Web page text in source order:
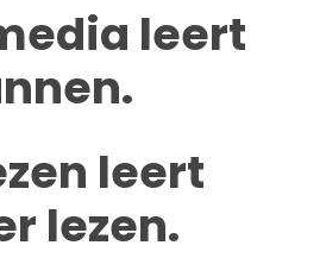
leert
leert
lezen.